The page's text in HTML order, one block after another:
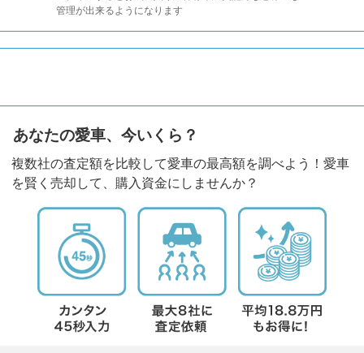
管理が出来るようになります
あなたの愛車、今いくら？
複数社の査定額を比較して愛車の最高額を調べよう！愛車
を賢く売却して、購入資金にしませんか？